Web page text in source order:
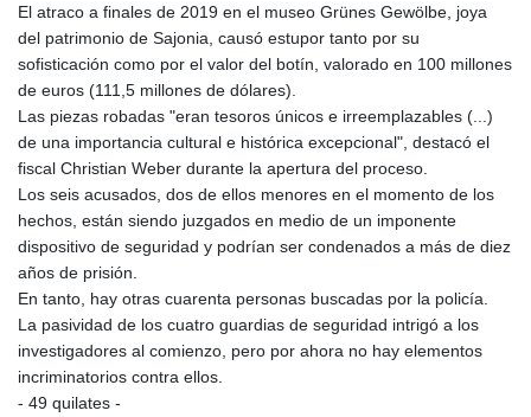
GNF 10123.874202
GTQ 8.794891
GYD 241.157003
HKD 9.067746
HNL 30.895616
HRK 7.536622
HTG 150.718127
HUF 363.096405
IDR 20580.370421
ILS 3.468234
INR 110.076256
IQD 1509.981237
IRR
El atraco a finales de 2019 en el museo Grünes Gewölbe, joya
del patrimonio de Sajonia, causó estupor tanto por su
sofisticación como por el valor del botín, valorado en 100 millones
de euros (111,5 millones de dólares).
Las piezas robadas "eran tesoros únicos e irreemplazables (...)
de una importancia cultural e histórica excepcional", destacó el
fiscal Christian Weber durante la apertura del proceso.
Los seis acusados, dos de ellos menores en el momento de los
hechos, están siendo juzgados en medio de un imponente
dispositivo de seguridad y podrían ser condenados a más de diez
años de prisión.
En tanto, hay otras cuarenta personas buscadas por la policía.
La pasividad de los cuatro guardias de seguridad intrigó a los
investigadores al comienzo, pero por ahora no hay elementos
incriminatorios contra ellos.
- 49 quilates -